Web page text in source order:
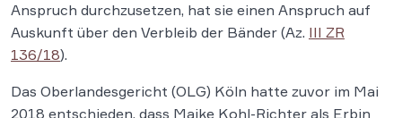
Anspruch durchzusetzen, hat sie einen Anspruch auf
Auskunft über den Verbleib der Bänder (Az. III ZR
136/18).
Das Oberlandesgericht (OLG) Köln hatte zuvor im Mai
2018 entschieden, dass Maike Kohl-Richter als Erbin